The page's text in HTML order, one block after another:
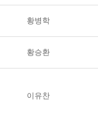
황병학
황승환
이유찬